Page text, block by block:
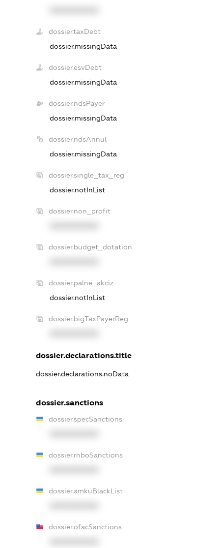
dossier.taxDebt
dossier.missingData
dossier.esvDebt
dossier.missingData
dossier.ndsPayer
dossier.missingData
dossier.ndsAnnul
dossier.missingData
dossier.single_tax_reg
dossier.notInList
dossier.non_profit
dossier.budget_dotation
dossier.palne_akciz
dossier.notInList
dossier.bigTaxPayerReg
dossier.declarations.title
dossier.declarations.noData
dossier.sanctions
dossier.specSanctions
dossier.rnboSanctions
dossier.amkuBlackList
dossier.ofacSanctions